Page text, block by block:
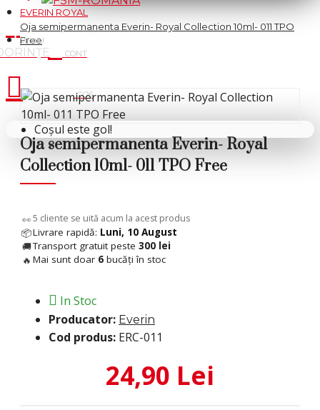
Cosul tau
Coșul este gol!
EVERIN ROYAL
Oja semipermanenta Everin- Royal Collection 10ml- 011 TPO
Free
Oja semipermanenta Everin- Royal
Collection 10ml- 011 TPO Free
👀11cliente se uită acum la acest produs
📦Livrare rapidă: Luni, 10 August
🚚Transport gratuit peste 300 lei
🔥 Mai sunt doar 6 bucăți în stoc
In Stoc
Producator: Everin
Cod produs: ERC-011
24,90 Lei